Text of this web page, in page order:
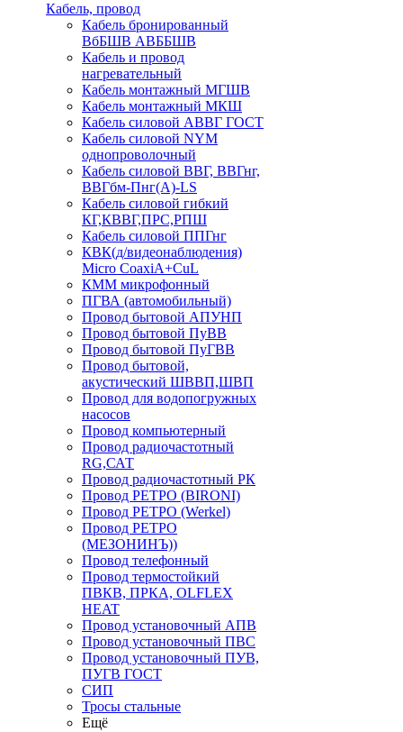
Кабель, провод
Кабель бронированный
ВбБШВ АВББШВ
Кабель и провод
нагревательный
Кабель монтажный МГШВ
Кабель монтажный МКШ
Кабель силовой АВВГ ГОСТ
Кабель силовой NYM
однопроволочный
Кабель силовой ВВГ, ВВГнг,
ВВГбм-Пнг(А)-LS
Кабель силовой гибкий
КГ,КВВГ,ПРС,РПШ
Кабель силовой ППГнг
КВК(д/видеонаблюдения)
Micro CoaxiA+CuL
КММ микрофонный
ПГВА (автомобильный)
Провод бытовой АПУНП
Провод бытовой ПуВВ
Провод бытовой ПуГВВ
Провод бытовой,
акустический ШВВП,ШВП
Провод для водопогружных
насосов
Провод компьютерный
Провод радиочастотный
RG,САТ
Провод радиочастотный РК
Провод РЕТРО (BIRONI)
Провод РЕТРО (Werkel)
Провод РЕТРО
(МЕЗОНИНЪ))
Провод телефонный
Провод термостойкий
ПВКВ, ПРКА, OLFLEX
HEAT
Провод установочный АПВ
Провод установочный ПВС
Провод установочный ПУВ,
ПУГВ ГОСТ
СИП
Тросы стальные
Ещё